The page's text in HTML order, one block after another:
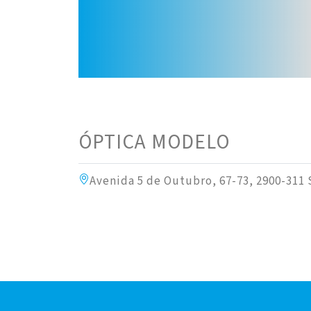
ÓPTICA MODELO
Avenida 5 de Outubro, 67-73, 2900-311